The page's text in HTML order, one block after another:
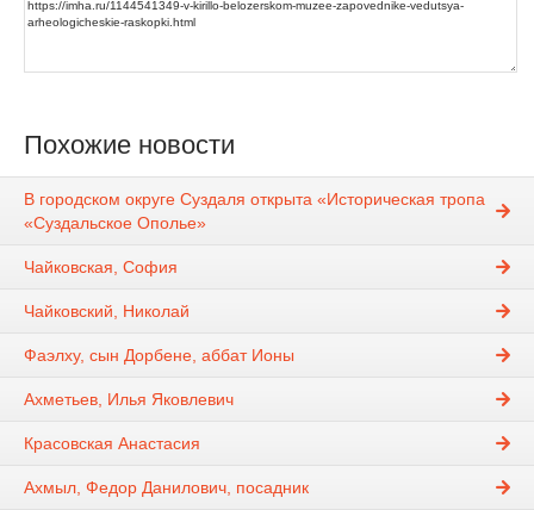
Похожие новости
В городском округе Суздаля открыта «Историческая тропа
«Суздальское Ополье»
Чайковская, София
Чайковский, Николай
Фаэлху, сын Дорбене, аббат Ионы
Ахметьев, Илья Яковлевич
Красовская Анастасия
Ахмыл, Федор Данилович, посадник